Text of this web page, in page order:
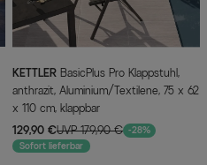
KETTLER
anthrazit, Aluminium/Textilene, 75 x 62
x 110 cm, klappbar
129,90 €UVP 179,90 € -28%
Sofort lieferbar